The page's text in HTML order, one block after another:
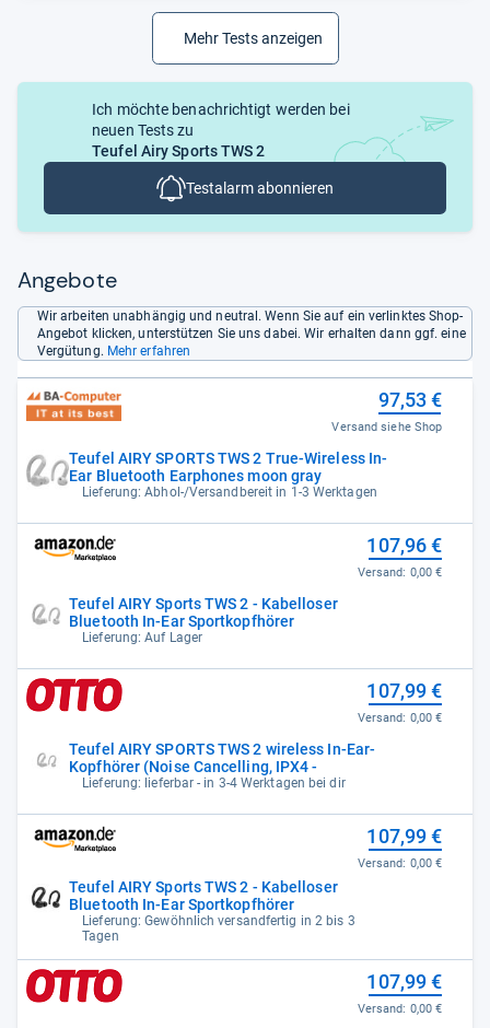
Mehr Tests anzeigen
Ich möchte benachrichtigt werden bei
neuen Tests zu
Teufel Airy Sports TWS 2
Testalarm abonnieren
Angebote
Wir arbeiten unabhängig und neutral. Wenn Sie auf ein verlinktes Shop-
Angebot klicken, unterstützen Sie uns dabei. Wir erhalten dann ggf. eine
Vergütung. Mehr erfahren
Teufel AIRY SPORTS TWS 2 True-Wireless In-
Ear Bluetooth Earphones moon gray
Lieferung: Abhol-/Versandbereit in 1-3 Werktagen
97,53 €
Versand siehe Shop
Teufel AIRY Sports TWS 2 - Kabelloser
Bluetooth In-Ear Sportkopfhörer
Lieferung: Auf Lager
107,96 €
Versand: 0,00 €
Teufel AIRY SPORTS TWS 2 wireless In-Ear-
Kopfhörer (Noise Cancelling, IPX4 -
Lieferung: lieferbar - in 3-4 Werktagen bei dir
107,99 €
Versand: 0,00 €
Teufel AIRY Sports TWS 2 - Kabelloser
Bluetooth In-Ear Sportkopfhörer
Lieferung: Gewöhnlich versandfertig in 2 bis 3
Tagen
107,99 €
Versand: 0,00 €
107,99 €
Versand: 0,00 €